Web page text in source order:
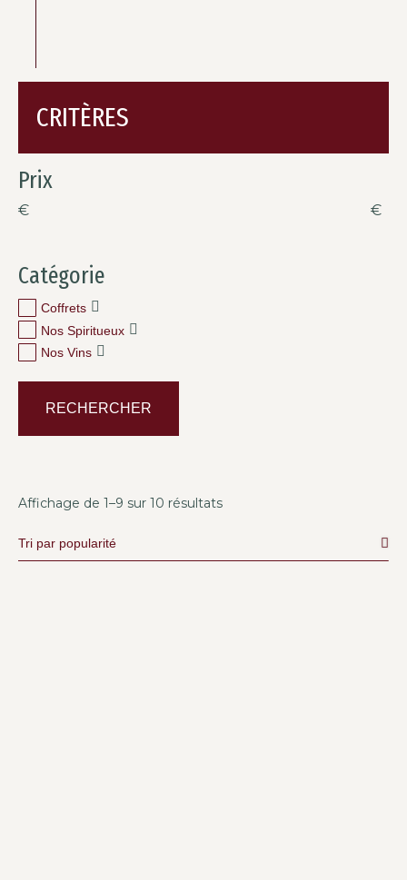
CRITÈRES
Prix
€ €
Catégorie
Coffrets
Nos Spiritueux
Nos Vins
RECHERCHER
Affichage de 1–9 sur 10 résultats